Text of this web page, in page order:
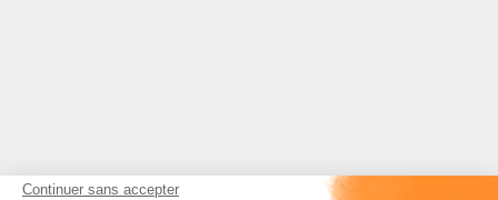
Continuer sans accepter